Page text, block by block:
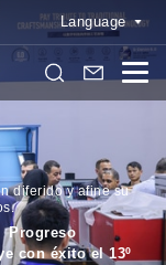
Language
diferido y afine su
Progreso
con éxito el 13º